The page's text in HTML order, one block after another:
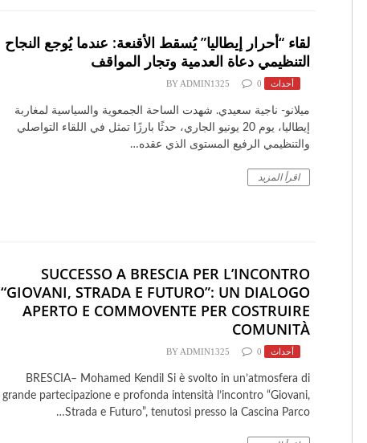
لقاء “أحرار إيطاليا” يُسقط الأقنعة: عندما يُوجع النجاح
التنظيمي دعاة العدمية وتجار المواقف
أحداث BY ADMIN1325 0
ميلانو- ناجية سعيدي. شهدت الساحة الجمعوية والسياسية لمغاربة
إيطاليا، يوم 20 يونيو الجاري، حدثًا بارزًا تمثل في اللقاء التواصلي
والتنظيمي الرفيع المستوى الذي عقده…
اقرأ المزيد
SUCCESSO A BRESCIA PER L’INCONTRO
“GIOVANI, STRADA E FUTURO”: UN DIALOGO
APERTO E COMMOVENTE PER COSTRUIRE
COMUNITÀ
أحداث BY ADMIN1325 0
BRESCIA– Mohamed Kendil Si è svolto in un’atmosfera di
grande partecipazione e profonda intensità l’incontro “Giovani,
Strada e Futuro”, tenutosi presso la Cascina Parco…